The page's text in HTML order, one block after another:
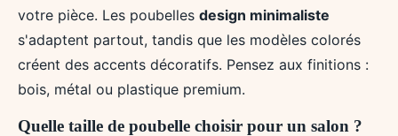
votre pièce. Les poubelles design minimaliste
s'adaptent partout, tandis que les modèles colorés
créent des accents décoratifs. Pensez aux finitions :
bois, métal ou plastique premium.
Quelle taille de poubelle choisir pour un salon ?